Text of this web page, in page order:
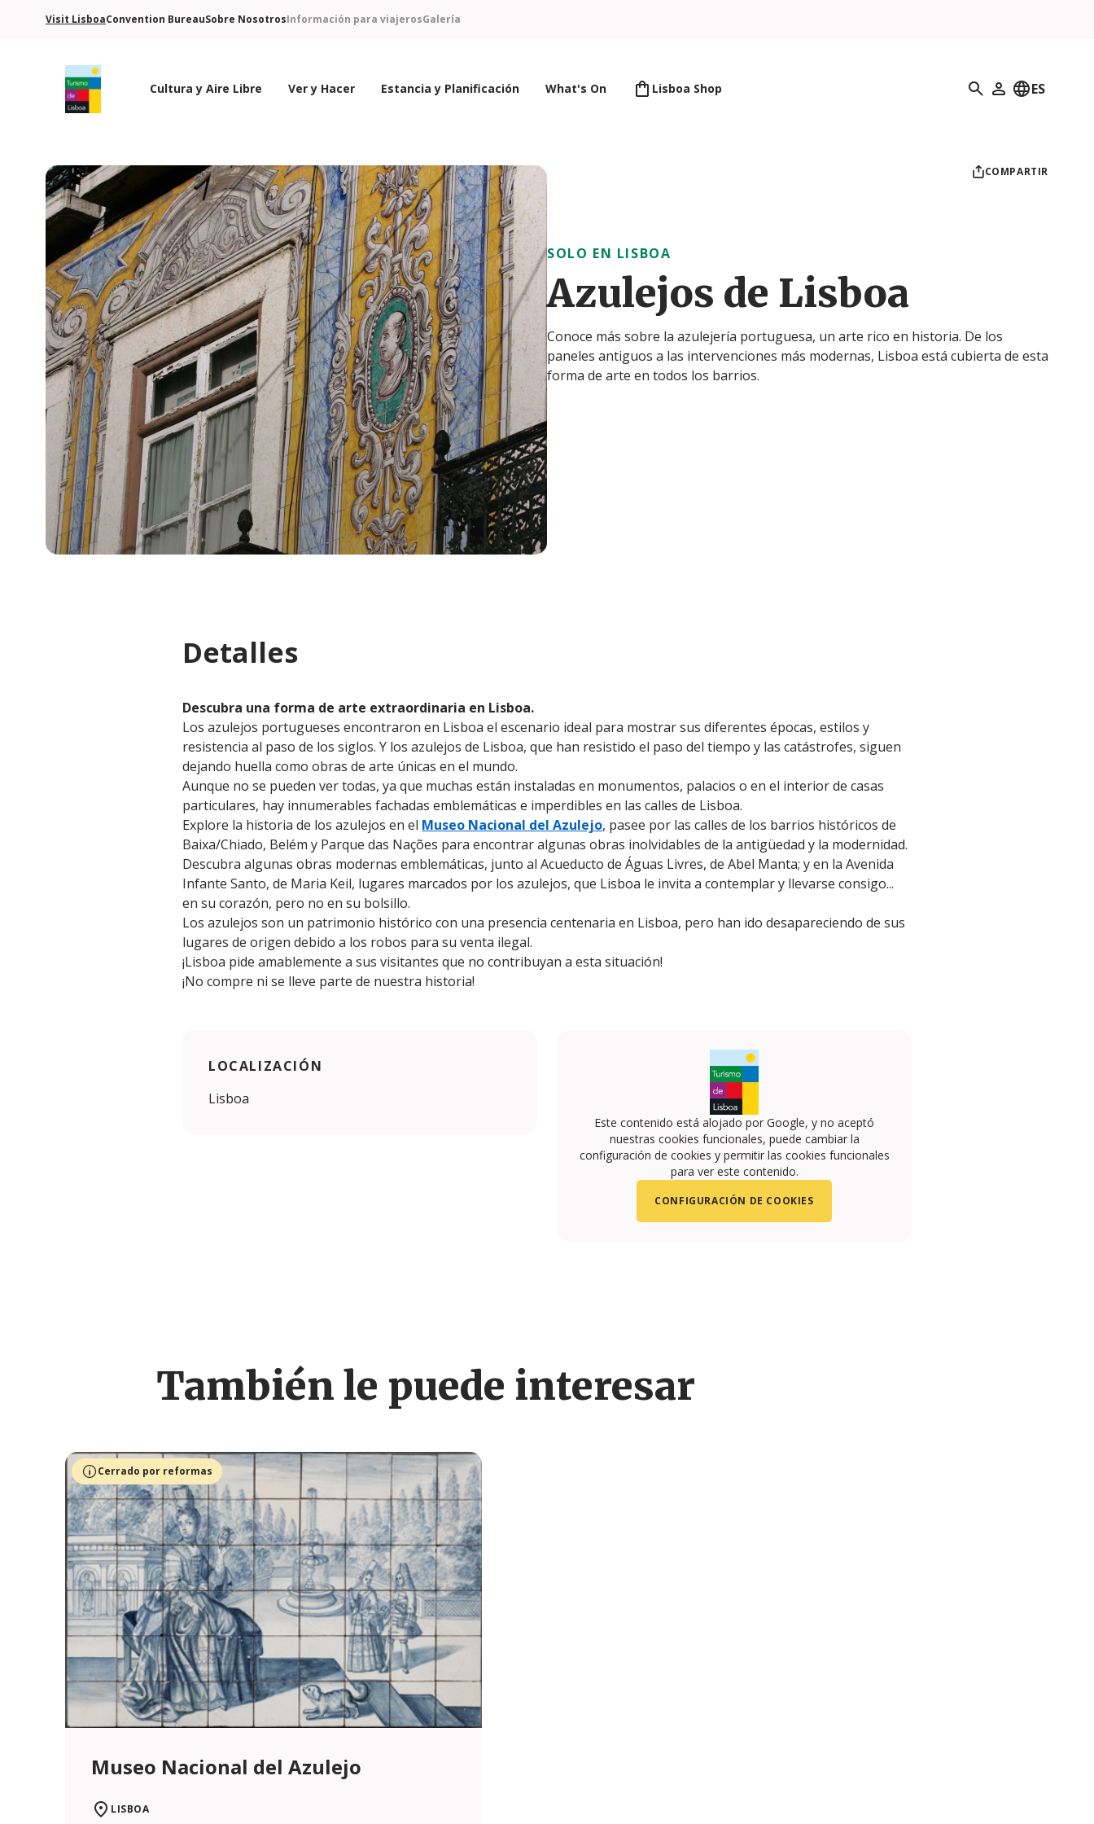
Visit LisboaConvention BureauSobre NosotrosInformación para viajerosGalería
Cultura y Aire Libre Ver y Hacer Estancia y Planificación What's On Lisboa Shop Búsqueda
Mi perfil
ES
COMPARTIR
SOLO EN LISBOA
Azulejos de Lisboa
Conoce más sobre la azulejería portuguesa, un arte rico en historia. De los
paneles antiguos a las intervenciones más modernas, Lisboa está cubierta de esta
forma de arte en todos los barrios.
Detalles
Descubra una forma de arte extraordinaria en Lisboa.
Los azulejos portugueses encontraron en Lisboa el escenario ideal para mostrar sus diferentes épocas, estilos y
resistencia al paso de los siglos. Y los azulejos de Lisboa, que han resistido el paso del tiempo y las catástrofes, siguen
dejando huella como obras de arte únicas en el mundo.
Aunque no se pueden ver todas, ya que muchas están instaladas en monumentos, palacios o en el interior de casas
particulares, hay innumerables fachadas emblemáticas e imperdibles en las calles de Lisboa.
Explore la historia de los azulejos en el Museo Nacional del Azulejo, pasee por las calles de los barrios históricos de
Baixa/Chiado, Belém y Parque das Nações para encontrar algunas obras inolvidables de la antigüedad y la modernidad.
Descubra algunas obras modernas emblemáticas, junto al Acueducto de Águas Livres, de Abel Manta; y en la Avenida
Infante Santo, de Maria Keil, lugares marcados por los azulejos, que Lisboa le invita a contemplar y llevarse consigo...
en su corazón, pero no en su bolsillo.
Los azulejos son un patrimonio histórico con una presencia centenaria en Lisboa, pero han ido desapareciendo de sus
lugares de origen debido a los robos para su venta ilegal.
¡Lisboa pide amablemente a sus visitantes que no contribuyan a esta situación!
¡No compre ni se lleve parte de nuestra historia!
LOCALIZACIÓN
Lisboa
Este contenido está alojado por Google, y no aceptó
nuestras cookies funcionales, puede cambiar la
configuración de cookies y permitir las cookies funcionales
para ver este contenido.
CONFIGURACIÓN DE COOKIES
También le puede interesar
Cerrado por reformas
Museo Nacional del Azulejo
LISBOA